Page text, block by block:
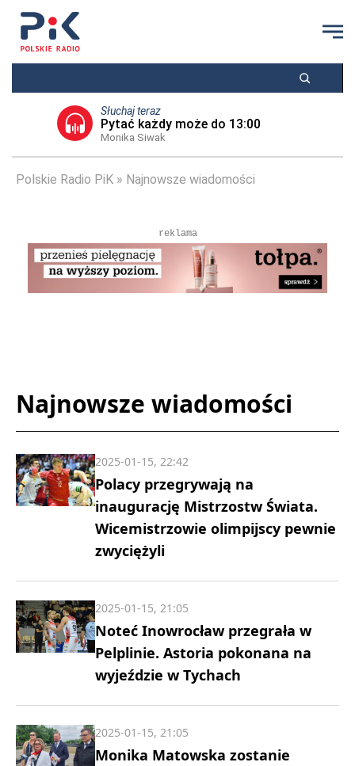
Słuchaj teraz
Pytać każdy może do 13:00
Monika Siwak
Polskie Radio PiK Najnowsze wiadomości
reklama
Najnowsze wiadomości
Polacy przegrywają na
inaugurację Mistrzostw Świata.
Wicemistrzowie olimpijscy pewnie
zwyciężyli
2025-01-15, 22:42
Noteć Inowrocław przegrała w
Pelplinie. Astoria pokonana na
wyjeździe w Tychach
2025-01-15, 21:05
Monika Matowska zostanie
2025-01-15, 21:05